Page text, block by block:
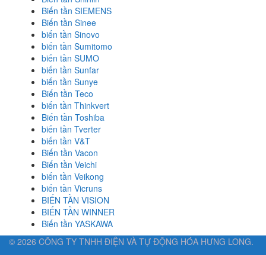
Biến tần SIEMENS
Biến tần Sinee
biến tần Sinovo
biến tần Sumitomo
biến tần SUMO
biến tần Sunfar
biến tần Sunye
Biến tần Teco
biến tần Thinkvert
Biến tần Toshiba
biến tần Tverter
biến tần V&T
Biến tần Vacon
Biến tần Veichi
biến tần Veikong
biến tần Vicruns
BIẾN TẦN VISION
BIẾN TẦN WINNER
Biến tần YASKAWA
© 2026 CÔNG TY TNHH ĐIỆN VÀ TỰ ĐỘNG HÓA HƯNG LONG.